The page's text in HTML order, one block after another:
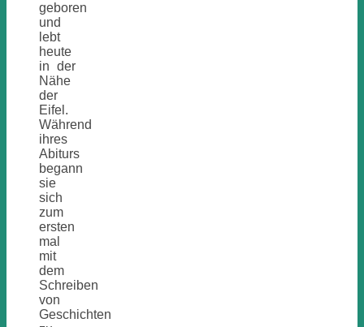
geboren
und
lebt
heute
in der
Nähe
der
Eifel.
Während
ihres
Abiturs
begann
sie
sich
zum
ersten
mal
mit
dem
Schreiben
von
Geschichten